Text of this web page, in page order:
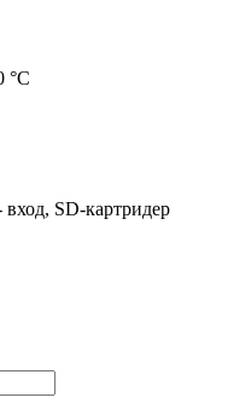
°С
SD-картридер